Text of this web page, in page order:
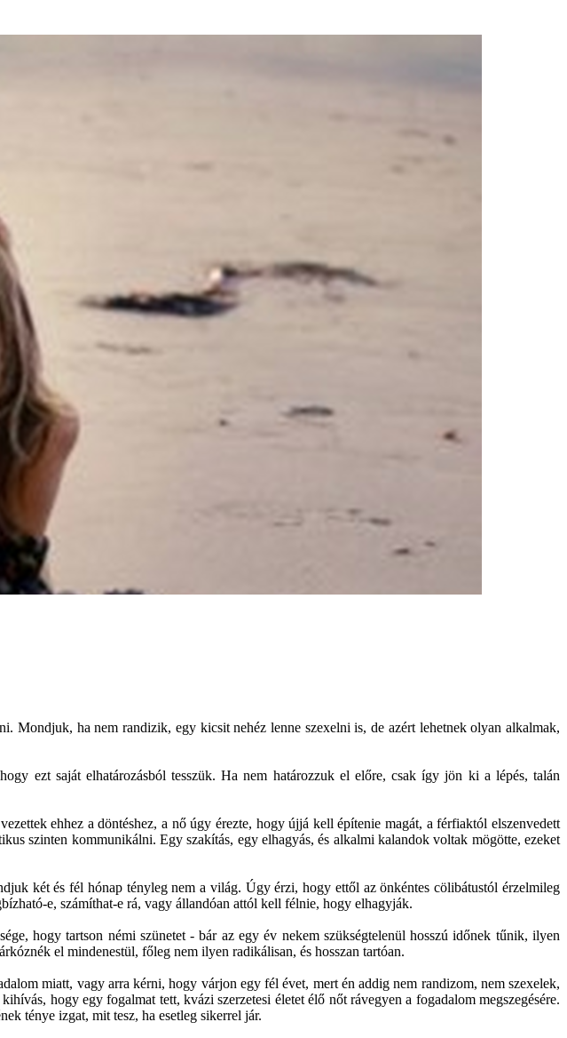
Mondjuk, ha nem randizik, egy kicsit nehéz lenne szexelni is, de azért lehetnek olyan alkalmak,
ezt saját elhatározásból tesszük. Ha nem határozzuk el előre, csak így jön ki a lépés, talán
ehhez a döntéshez, a nő úgy érezte, hogy újjá kell építenie magát, a férfiaktól elszenvedett
szinten kommunikálni. Egy szakítás, egy elhagyás, és alkalmi kalandok voltak mögötte, ezeket
két és fél hónap tényleg nem a világ. Úgy érzi, hogy ettől az önkéntes cölibátustól érzelmileg
e, számíthat-e rá, vagy állandóan attól kell félnie, hogy elhagyják.
hogy tartson némi szünetet - bár az egy év nekem szükségtelenül hosszú időnek tűnik, ilyen
el mindenestül, főleg nem ilyen radikálisan, és hosszan tartóan.
miatt, vagy arra kérni, hogy várjon egy fél évet, mert én addig nem randizom, nem szexelek,
hogy egy fogalmat tett, kvázi szerzetesi életet élő nőt rávegyen a fogadalom megszegésére.
ténye izgat, mit tesz, ha esetleg sikerrel jár.